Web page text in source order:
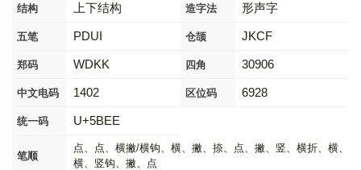
结构 上下结构 造字法 形声字
五笔 PDUI 仓颉 JKCF
郑码 WDKK 四角 30906
中文电码 1402 区位码 6928
统一码 U+5BEE
笔顺
点、点、横撇/横钩、横、撇、捺、点、撇、竖、横折、横、
横、竖钩、撇、点